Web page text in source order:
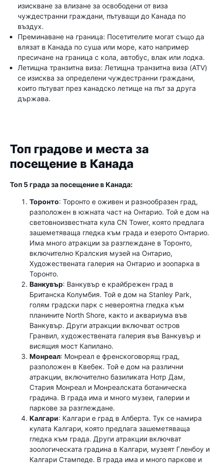
изискване за влизане за освободени от виза
чуждестранни граждани, пътуващи до Канада по
въздух.
Преминаване на граница: Посетителите могат също да
влязат в Канада по суша или море, като например
пресичане на граница с кола, автобус, влак или лодка.
Летищна транзитна виза: Летищна транзитна виза (ATV)
се изисква за определени чуждестранни граждани,
които пътуват през канадско летище на път за друга
държава.
Топ градове и места за
посещение в Канада
Топ 5 града за посещение в Канада:
Торонто: Торонто е оживен и разнообразен град,
разположен в южната част на Онтарио. Той е дом на
световноизвестната кула CN Tower, която предлага
зашеметяваща гледка към града и езерото Онтарио.
Има много атракции за разглеждане в Торонто,
включително Кралския музей на Онтарио,
Художествената галерия на Онтарио и зоопарка в
Торонто.
Ванкувър: Ванкувър е крайбрежен град в
Британска Колумбия. Той е дом на Stanley Park,
голям градски парк с невероятна гледка към
планините North Shore, както и аквариума във
Ванкувър. Други атракции включват остров
Гранвил, художествената галерия във Ванкувър и
висящия мост Капилано.
Монреал: Монреал е френскоговорящ град,
разположен в Квебек. Той е дом на различни
атракции, включително базиликата Нотр Дам,
Стария Монреал и Монреалската ботаническа
градина. В града има и много музеи, галерии и
паркове за разглеждане.
Калгари: Калгари е град в Алберта. Тук се намира
кулата Калгари, която предлага зашеметяваща
гледка към града. Други атракции включват
зоологическата градина в Калгари, музеят Гленбоу и
Калгари Стампеде. В града има и много паркове и